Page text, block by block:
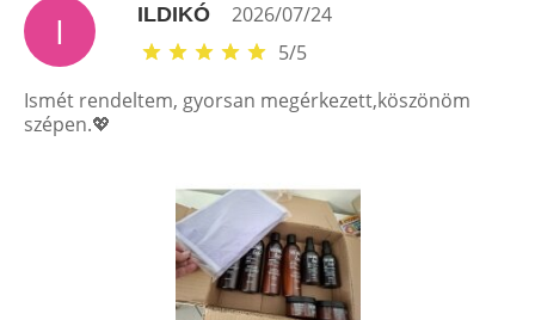
I ILDIKÓ
2026/07/24
5/5
Ismét rendeltem, gyorsan megérkezett,köszönöm
szépen.💖